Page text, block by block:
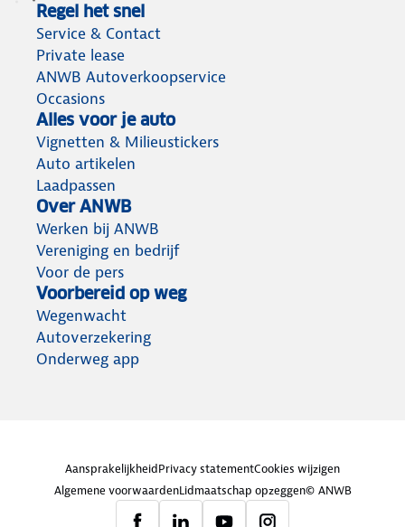
Regel het snel
Service & Contact
Private lease
ANWB Autoverkoopservice
Occasions
Alles voor je auto
Vignetten & Milieustickers
Auto artikelen
Laadpassen
Over ANWB
Werken bij ANWB
Vereniging en bedrijf
Voor de pers
Voorbereid op weg
Wegenwacht
Autoverzekering
Onderweg app
AansprakelijkheidPrivacy statementCookies wijzigen
Algemene voorwaardenLidmaatschap opzeggen© ANWB